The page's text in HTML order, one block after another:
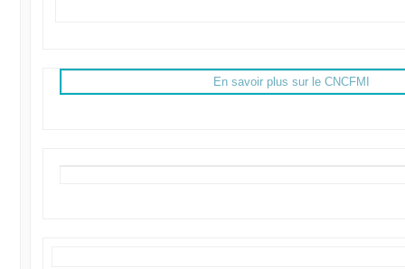
En savoir plus sur le CNCFMI